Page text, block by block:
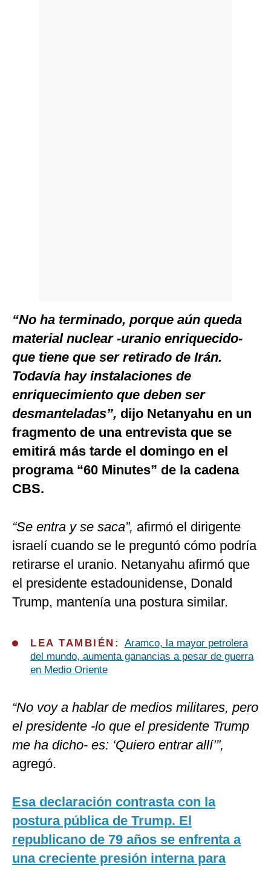
“No ha terminado, porque aún queda
material nuclear -uranio enriquecido-
que tiene que ser retirado de Irán.
Todavía hay instalaciones de
enriquecimiento que deben ser
desmanteladas”, dijo Netanyahu en un
fragmento de una entrevista que se
emitirá más tarde el domingo en el
programa “60 Minutes” de la cadena
CBS.
“Se entra y se saca”, afirmó el dirigente
israelí cuando se le preguntó cómo podría
retirarse el uranio. Netanyahu afirmó que
el presidente estadounidense, Donald
Trump, mantenía una postura similar.
LEA TAMBIÉN: Aramco, la mayor petrolera
del mundo, aumenta ganancias a pesar de guerra
en Medio Oriente
“No voy a hablar de medios militares, pero
el presidente -lo que el presidente Trump
me ha dicho- es: ‘Quiero entrar allí’”,
agregó.
Esa declaración contrasta con la
postura pública de Trump. El
republicano de 79 años se enfrenta a
una creciente presión interna para